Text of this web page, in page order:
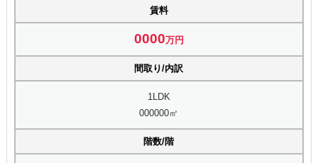
賃料
0000万円
間取り/内訳
1LDK
000000㎡
階数/階